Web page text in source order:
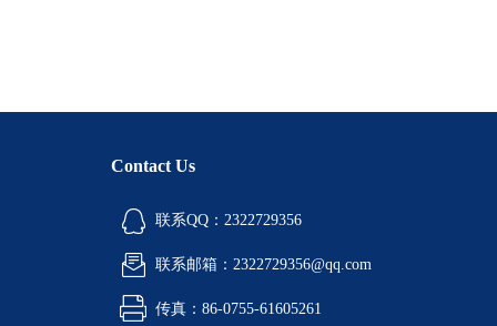
Contact Us
联系QQ：2322729356
联系邮箱：2322729356@qq.com
传真：86-0755-61605261